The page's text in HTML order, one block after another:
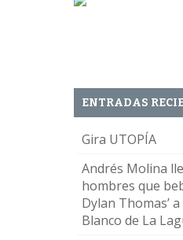
ENTRADAS
Gira UTOPÍA
Andrés Molina
hombres que
Dylan Thomas’
Blanco de La